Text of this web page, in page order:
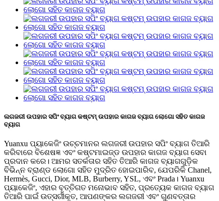
ଲଗଜରୀ ଉପହାର ସପିଂ ବ୍ୟାଗ କଷ୍ଟମ୍ ଉପହାର କାଗଜ ବ୍ୟାଗ ଲୋଗୋ ସହିତ କାଗଜ
ବ୍ୟାଗ
Yuanxu ପ୍ୟାକେଜିଂ ଉଚ୍ଚମାନର ଲଗଜରୀ ଉପହାର ସପିଂ ବ୍ୟାଗ ତିଆରି
କରିବାରେ ବିଶେଷଜ୍ଞ ଏବଂ କଷ୍ଟମାଇଜ୍ଡ ଉପହାର କାଗଜ ବ୍ୟାଗ ସେବା
ପ୍ରଦାନ କରେ। ଆମର ସତର୍କତାର ସହିତ ତିଆରି କାଗଜ ବ୍ୟାଗଗୁଡ଼ିକ
ବିଭିନ୍ନ ବ୍ରାଣ୍ଡ ଲୋଗୋ ସହିତ ମୁଦ୍ରିତ ହୋଇପାରିବ, ଯେପରିକି Chanel,
Hermès, Gucci, Dior, MLB, Burberry, YSL, ଏବଂ Prada। Yuanxu
ପ୍ୟାକେଜିଂ, ଏହାର ବୃତ୍ତିଗତ ମନୋଭାବ ସହିତ, ପ୍ରତ୍ୟେକ କାଗଜ ବ୍ୟାଗ
ତିଆରି ପାଇଁ ଉତ୍ସର୍ଗୀକୃତ, ଆପଣଙ୍କର ଲଗଜରୀ ଏବଂ ଗୁଣବତ୍ତାର